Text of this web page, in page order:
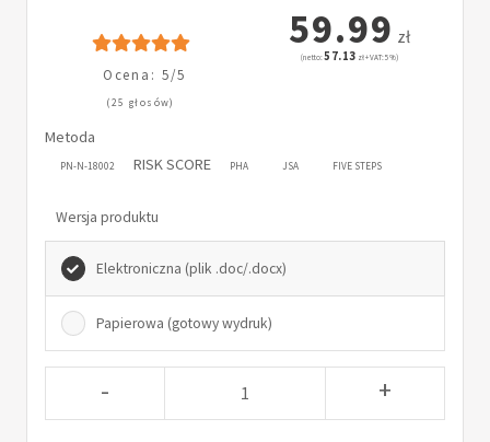
Ocena: 5/5
(25 głosów)
59.99 zł
(netto:57.13 zł + VAT: 5%)
Metoda
PN-N-18002 RISK SCORE PHA JSA FIVE STEPS
Wersja produktu
Elektroniczna (plik .doc/.docx)
Papierowa (gotowy wydruk)
- +